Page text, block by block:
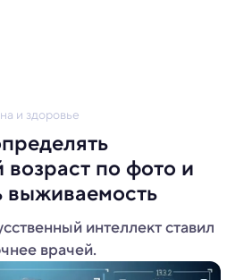
и здоровье
возраст по фото и
выживаемость
интеллект ставил
врачей.